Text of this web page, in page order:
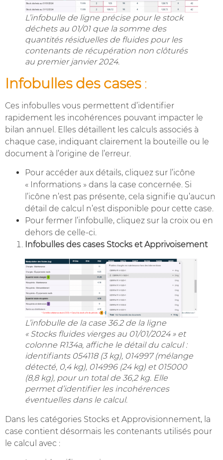
L’infobulle de ligne précise pour le stock
déchets au 01/01 que la somme des
quantités résiduelles de fluides pour les
contenants de récupération non clôturés
au premier janvier 2024.
Infobulles des cases:
Ces infobulles vous permettent d’identifier
rapidement les incohérences pouvant impacter le
bilan annuel. Elles détaillent les calculs associés à
chaque case, indiquant clairement la bouteille ou le
document à l’origine de l’erreur.
Pour accéder aux détails, cliquez sur l’icône
« Informations » dans la case concernée. Si
l’icône n’est pas présente, cela signifie qu’aucun
détail de calcul n’est disponible pour cette case.
Pour fermer l’infobulle, cliquez sur la croix ou en
dehors de celle-ci.
Infobulles des cases Stocks et Apprivoisement
L’infobulle de la case 36.2 de la ligne
« Stocks fluides vierges au 01/01/2024 » et
colonne R134a, affiche le détail du calcul :
identifiants 054118 (3 kg), 014997 (mélange
détecté, 0,4 kg), 014996 (24 kg) et 015000
(8,8 kg), pour un total de 36,2 kg. Elle
permet d’identifier les incohérences
éventuelles dans le calcul.
Dans les catégories Stocks et Approvisionnement, la
case contient désormais les contenants utilisés pour
le calcul avec :